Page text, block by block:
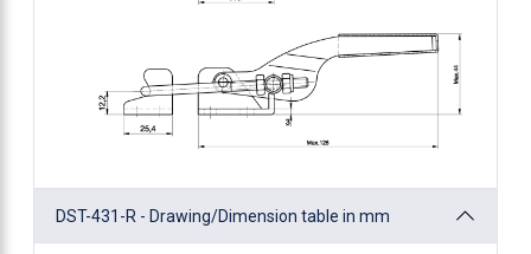
DST-431-R - Drawing/Dimension table in mm